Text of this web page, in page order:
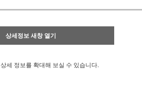
상세정보 새창 열기
상세 정보를 확대해 보실 수 있습니다.